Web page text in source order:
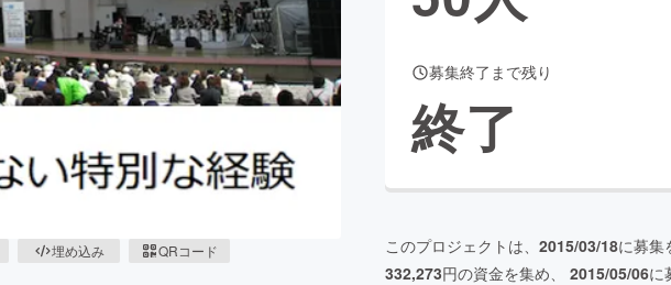
CAMPFIRE for Social GoodCAMPFIRE Creation
埋め込み QRコード
募集終了まで残り
終了
このプロジェクトは、 2015/03/18に募集
332,273円の資金を集め、 2015/05/06に